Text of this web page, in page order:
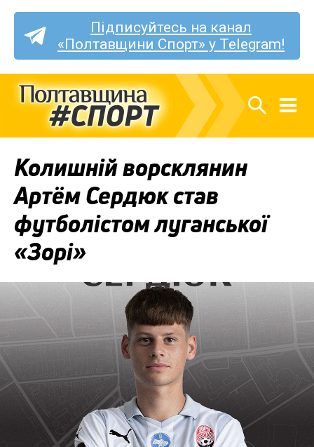
Підписуйтесь на канал
«Полтавщини Спорт» у Telegram!
Колишній ворсклянин
Артём Сердюк став
футболістом луганської
«Зорі»